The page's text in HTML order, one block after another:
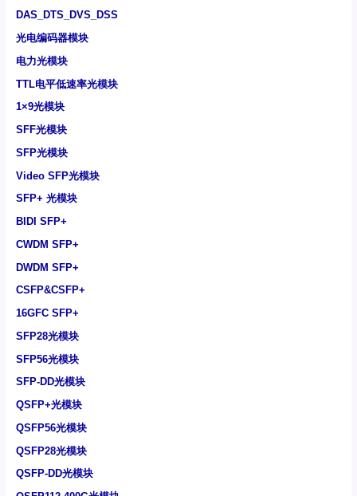
DAS_DTS_DVS_DSS
光电编码器模块
电力光模块
TTL电平低速率光模块
1×9光模块
SFF光模块
SFP光模块
Video SFP光模块
SFP+ 光模块
BIDI SFP+
CWDM SFP+
DWDM SFP+
CSFP&CSFP+
16GFC SFP+
SFP28光模块
SFP56光模块
SFP-DD光模块
QSFP+光模块
QSFP56光模块
QSFP28光模块
QSFP-DD光模块